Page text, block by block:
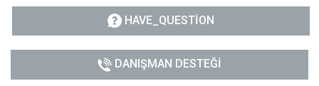
HAVE_QUESTION
DANIŞMAN DESTEĞI